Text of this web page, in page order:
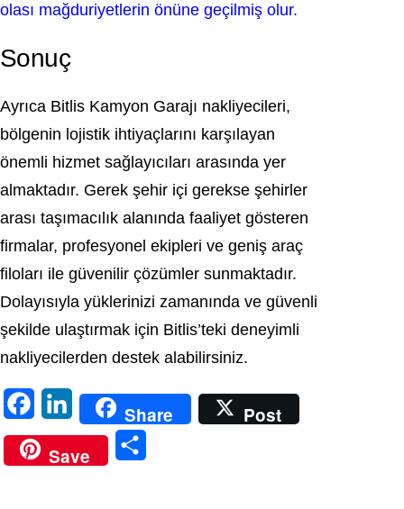
olası mağduriyetlerin önüne geçilmiş olur.
Sonuç
Ayrıca Bitlis Kamyon Garajı nakliyecileri,
bölgenin lojistik ihtiyaçlarını karşılayan
önemli hizmet sağlayıcıları arasında yer
almaktadır. Gerek şehir içi gerekse şehirler
arası taşımacılık alanında faaliyet gösteren
firmalar, profesyonel ekipleri ve geniş araç
filoları ile güvenilir çözümler sunmaktadır.
Dolayısıyla yüklerinizi zamanında ve güvenli
şekilde ulaştırmak için Bitlis’teki deneyimli
nakliyecilerden destek alabilirsiniz.
a
c
i
n
Share
Post
Save